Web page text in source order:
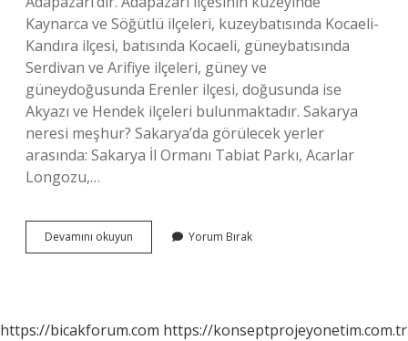
Kaynarca ve Söğütlü ilçeleri, kuzeybatısında Kocaeli-
Kandıra ilçesi, batısında Kocaeli, güneybatısında
Serdivan ve Arifiye ilçeleri, güney ve
güneydoğusunda Erenler ilçesi, doğusunda ise
Akyazı ve Hendek ilçeleri bulunmaktadır. Sakarya
neresi meşhur? Sakarya’da görülecek yerler
arasında: Sakarya İl Ormanı Tabiat Parkı, Acarlar
Longozu,…
Devamını okuyun
En
Yorum Bırak
https://bicakforum.com https://konseptprojeyonetim.com.tr